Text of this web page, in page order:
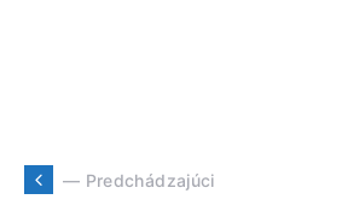
— Predchádzajúci